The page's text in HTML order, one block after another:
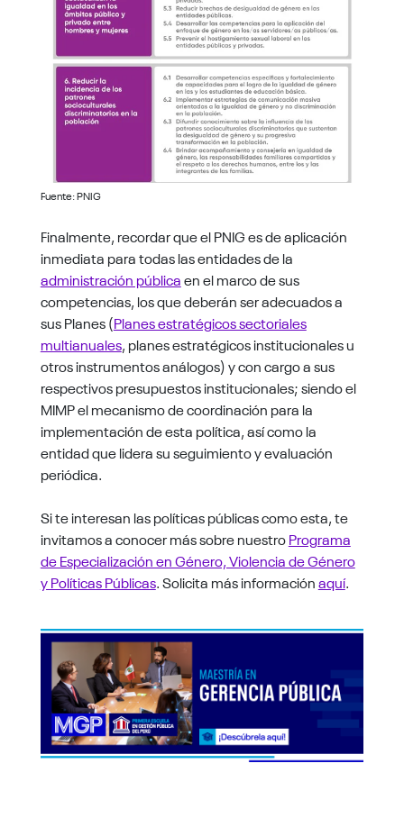
Fuente: PNIG
Finalmente, recordar que el PNIG es de aplicación
inmediata para todas las entidades de la
administración públicaen el marco de sus
competencias, los que deberán ser adecuados a
sus Planes (Planes estratégicos sectoriales
multianuales, planes estratégicos institucionales u
otros instrumentos análogos) y con cargo a sus
respectivos presupuestos institucionales; siendo el
MIMP el mecanismo de coordinación para la
implementación de esta política, así como la
entidad que lidera su seguimiento y evaluación
periódica.
Si te interesan las políticas públicas como esta, te
invitamos a conocer más sobre nuestroPrograma
de Especialización en Género, Violencia de Género
y Políticas Públicas. Solicita más informaciónaquí.